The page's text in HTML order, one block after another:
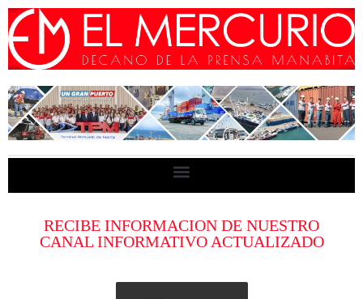
RECIBE INFORMACION DE NUESTRO
CANAL INFORMATIVO ACTUALIZADO